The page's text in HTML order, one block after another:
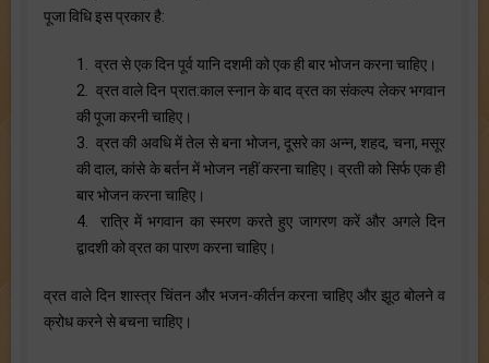
पूजा विधि इस प्रकार है:
1. व्रत से एक दिन पूर्व यानि दशमी को एक ही बार भोजन करना चाहिए।
2. व्रत वाले दिन प्रात:काल स्नान के बाद व्रत का संकल्प लेकर भगवान
की पूजा करनी चाहिए।
3. व्रत की अवधि में तेल से बना भोजन, दूसरे का अन्न, शहद, चना, मसूर
की दाल, कांसे के बर्तन में भोजन नहीं करना चाहिए। व्रती को सिर्फ एक ही
बार भोजन करना चाहिए।
4. रात्रि में भगवान का स्मरण करते हुए जागरण करें और अगले दिन
द्वादशी को व्रत का पारण करना चाहिए।
व्रत वाले दिन शास्त्र चिंतन और भजन-कीर्तन करना चाहिए और झूठ बोलने व
क्रोध करने से बचना चाहिए।